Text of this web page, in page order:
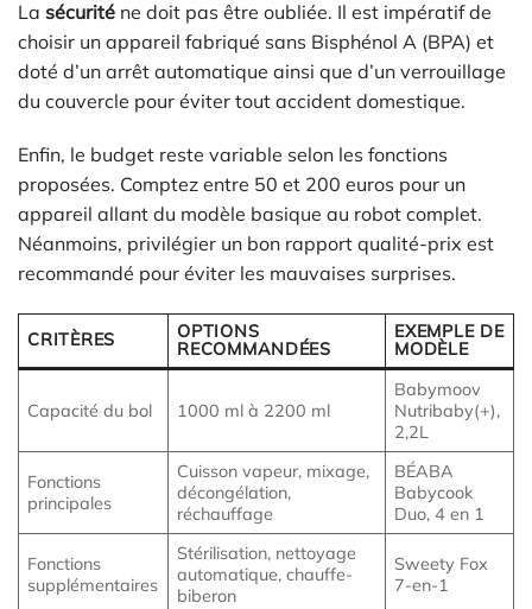
La sécurité ne doit pas être oubliée. Il est impératif de
choisir un appareil fabriqué sans Bisphénol A (BPA) et
doté d’un arrêt automatique ainsi que d’un verrouillage
du couvercle pour éviter tout accident domestique.
Enfin, le budget reste variable selon les fonctions
proposées. Comptez entre 50 et 200 euros pour un
appareil allant du modèle basique au robot complet.
Néanmoins, privilégier un bon rapport qualité-prix est
recommandé pour éviter les mauvaises surprises.
CRITÈRES
OPTIONS
RECOMMANDÉES
EXEMPLE DE
MODÈLE
Capacité du bol 1000 ml à 2200 ml
Babymoov
Nutribaby(+),
2,2L
Fonctions
principales
Cuisson vapeur, mixage,
décongélation,
réchauffage
BÉABA
Babycook
Duo, 4 en 1
Fonctions
supplémentaires
Stérilisation, nettoyage
automatique, chauffe-
biberon
Sweety Fox
7-en-1